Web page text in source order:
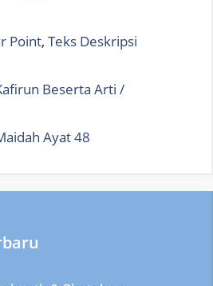
Point,Teks Deskripsi
Beserta Arti /
Ayat 48